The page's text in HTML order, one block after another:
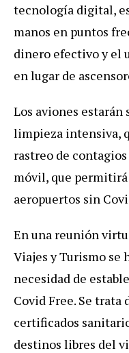
tecnología digital,
manos en puntos
dinero efectivo y el
en lugar de
Los aviones estarán
limpieza intensiva,
rastreo de
móvil, que permitirá
aeropuertos sin
En una reunión
Viajes y Turismo se
necesidad de
Covid Free. Se
certificados
destinos libres del